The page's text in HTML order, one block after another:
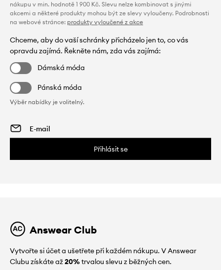
nákupu v min. hodnotě 1 900 Kč. Slevu nelze kombinovat s jinými
akcemi a některé produkty mohou být ze slevy vyloučeny. Podrobnosti
na webové stránce: produkty vyloučené z akce
Chceme, aby do vaší schránky přicházelo jen to, co vás
opravdu zajímá. Řekněte nám, zda vás zajímá:
Dámská móda
Pánská móda
Výběr nabídky je volitelný.
Přihlásit se
Answear Club
Vytvořte si účet a ušetřete při každém nákupu. V Answear
Clubu získáte až20%trvalou slevu z běžných cen.